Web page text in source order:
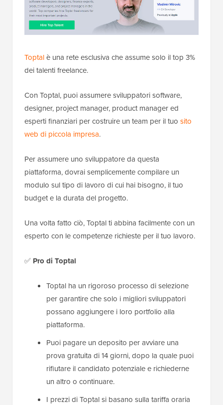
Toptalè una rete esclusiva che assume solo il top 3%
dei talenti freelance.
Con Toptal, puoi assumere sviluppatori software,
designer, project manager, product manager ed
esperti finanziari per costruire un team per il tuo sito
web di piccola impresa.
Per assumere uno sviluppatore da questa
piattaforma, dovrai semplicemente compilare un
modulo sul tipo di lavoro di cui hai bisogno, il tuo
budget e la durata del progetto.
Una volta fatto ciò, Toptal ti abbina facilmente con un
esperto con le competenze richieste per il tuo lavoro.
✅ Pro di Toptal
Toptal ha un rigoroso processo di selezione
per garantire che solo i migliori sviluppatori
possano aggiungere i loro portfolio alla
piattaforma.
Puoi pagare un deposito per avviare una
prova gratuita di 14 giorni, dopo la quale puoi
rifiutare il candidato potenziale e richiederne
un altro o continuare.
I prezzi di Toptal si basano sulla tariffa oraria